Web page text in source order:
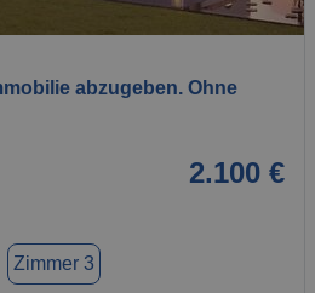
1 / 4
abzugeben. Ohne
2.100 €
Zimmer 3